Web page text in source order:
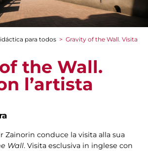
para todos > Gravity of the Wall. Visita
the Wall.
l’artista
Zainorin conduce la visita alla sua
Wall. Visita esclusiva in inglese con